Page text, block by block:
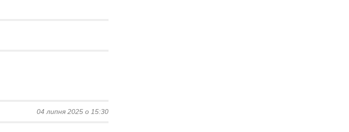
04 липня 2025 о 15:30